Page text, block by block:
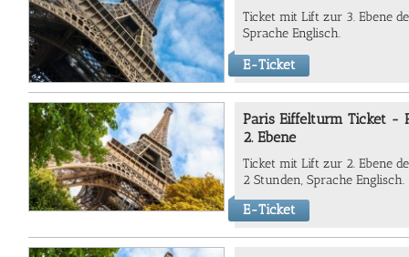
Ticket mit Lift zur 3. Ebene
Sprache Englisch.
E-Ticket
Paris Eiffelturm Ticket -
2. Ebene
Ticket mit Lift zur 2. Ebene
2 Stunden, Sprache Englisch.
E-Ticket